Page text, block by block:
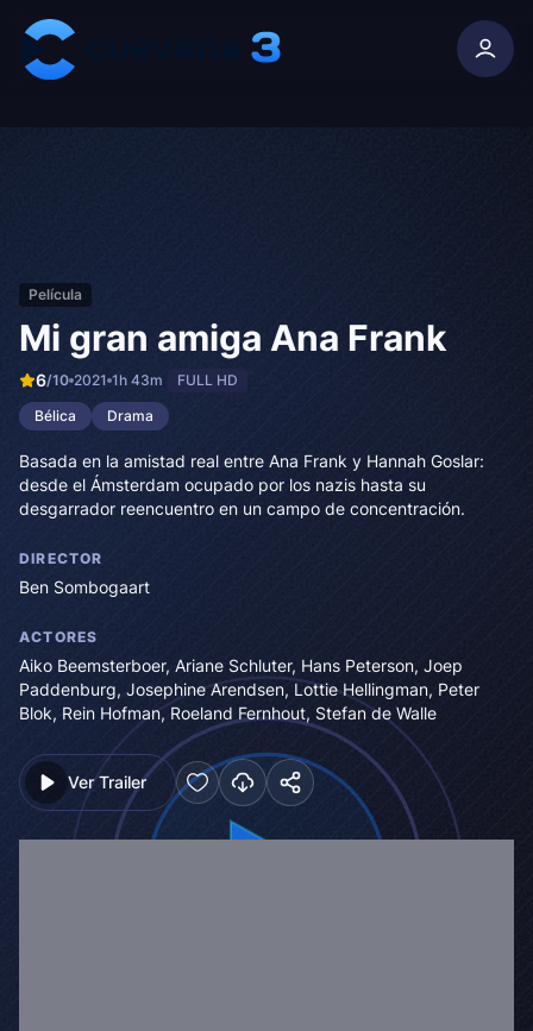
Película
Mi gran amiga Ana Frank
6/10 2021 1h 43m
FULL HD
Bélica
Drama
Basada en la amistad real entre Ana Frank y Hannah Goslar:
desde el Ámsterdam ocupado por los nazis hasta su
desgarrador reencuentro en un campo de concentración.
DIRECTOR
Ben Sombogaart
ACTORES
Aiko Beemsterboer, Ariane Schluter, Hans Peterson, Joep
Paddenburg, Josephine Arendsen, Lottie Hellingman, Peter
Blok, Rein Hofman,Roeland Fernhout, Stefan de Walle
Ver Trailer